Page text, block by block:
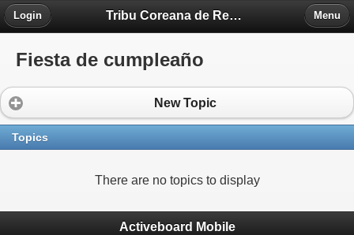
Tribu Coreana de Región Piedra Fontova
Login Menu
Fiesta de cumpleaño
New Topic
Topics
There are no topics to display
Activeboard Mobile